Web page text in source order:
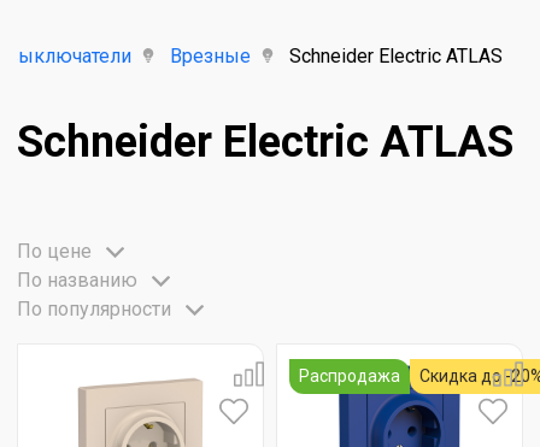
выключатели Врезные Schneider Electric ATLAS
Schneider Electric ATLAS
По цене
По названию
По популярности
Распродажа Скидка до -